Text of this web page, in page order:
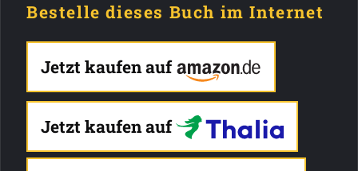
Bestelle dieses Buch im Internet
Jetzt kaufen auf
Jetzt kaufen auf